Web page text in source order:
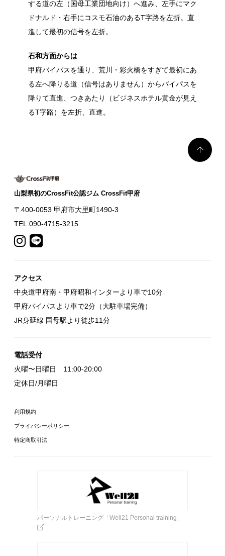
する道の左（国母工業団地向け）へ進み、左手にマク
ドナルド・右手にコスモ石油のあるT字路を左折。直
進して最初の信号を左折。
石和方面からは
甲府バイパスを通り、荒川・彩火橋をすぎて最初にあ
る左へ降りる道（信号はありません）からバイパスを
降りて直進、つきあたり（ビジネスホテル黄金が見え
るT字路）を左折、直進。
山梨県初のCrossFit公認ジム CrossFit甲府
〒400-0053 甲府市大里町1490-3
TEL:090-4715-3215
アクセス
中央道甲府南・甲府昭和インターより車で10分
甲府バイパスより車で2分（大駐車場完備）
JR身延線 国母駅より徒歩11分
電話受付
火曜〜日曜日 11:00-20:00
定休日/月曜日
利用規約
プライバシーポリシー
特定商取引法
パーソナルトレーニング「Well21 Personal training」